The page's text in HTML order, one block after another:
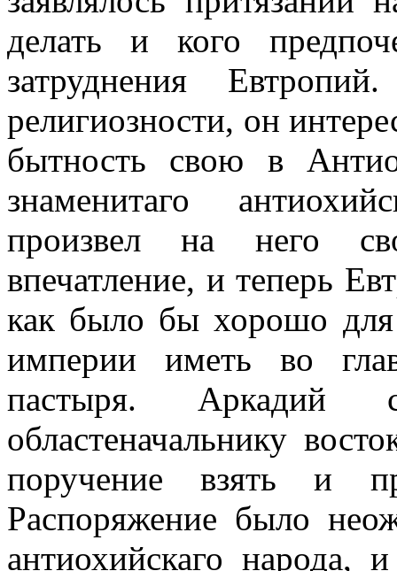
делать и кого
затруднения
религиозности, он
бытность свою в
знаменитаго
произвел на него
впечатление, и теперь
как было бы хорошо для
империи иметь во
пастыря. Аркадий
областеначальнику
поручение взять и
Распоряжение было
антиохийскаго народа,